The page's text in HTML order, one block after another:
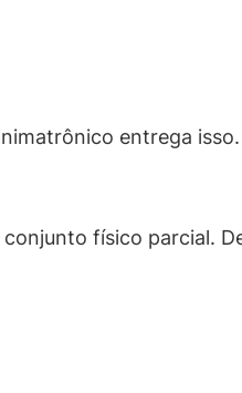
entrega isso.
físico parcial.